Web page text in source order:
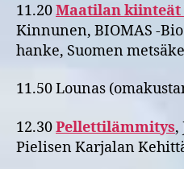
11.20Maatilan
Kinnunen, BIOMAS -
hanke, Suomen
11.50 Lounas
12.30Pellettilämmitys,
Pielisen Karjalan